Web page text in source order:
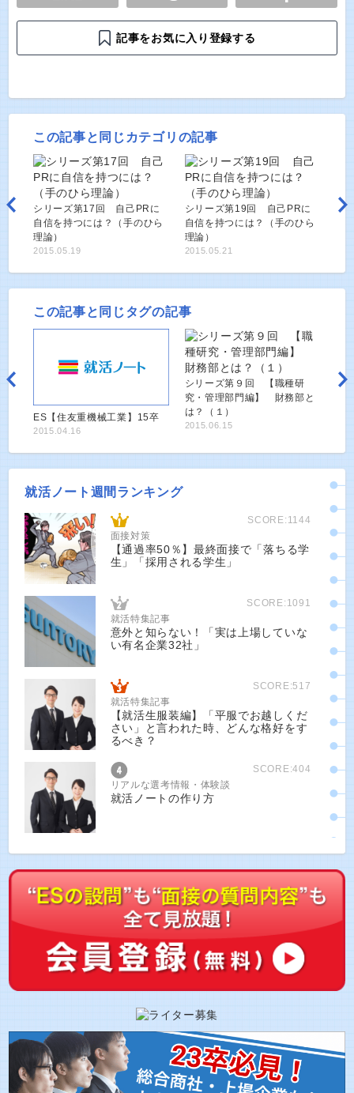
記事をお気に入り登録する
この記事と同じカテゴリの記事
シリーズ第17回 自己PRに
自信を持つには？（手のひら
理論）
2015.05.19
シリーズ第19回 自己PRに
自信を持つには？（手のひら
理論）
2015.05.21
この記事と同じタグの記事
ES【住友重機械工業】15卒
2015.04.16
シリーズ第９回 【職種研
究・管理部門編】 財務部と
は？（１）
2015.06.15
就活ノート週間ランキング
SCORE:1144
面接対策
【通過率50％】最終面接で「落ちる学
生」「採用される学生」
SCORE:1091
就活特集記事
意外と知らない！「実は上場していな
い有名企業32社」
SCORE:517
就活特集記事
【就活生服装編】「平服でお越しくだ
さい」と言われた時、どんな格好をす
るべき？
SCORE:404
リアルな選考情報・体験談
就活ノートの作り方